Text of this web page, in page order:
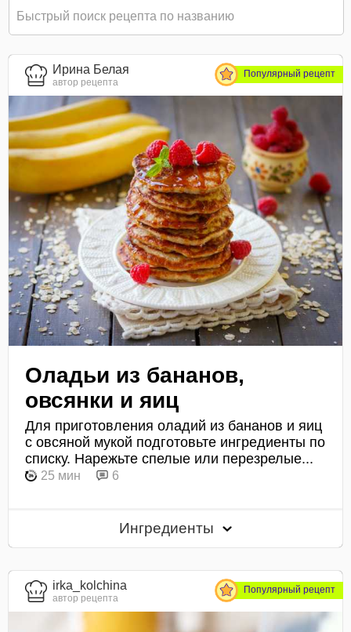
Ирина Белая
автор рецепта
Популярный рецепт
Оладьи из бананов,
овсянки и яиц
Для приготовления оладий из бананов и яиц
с овсяной мукой подготовьте ингредиенты по
списку. Нарежьте спелые или перезрелые...
25 мин 6
Ингредиенты
irka_kolchina
автор рецепта
Популярный рецепт